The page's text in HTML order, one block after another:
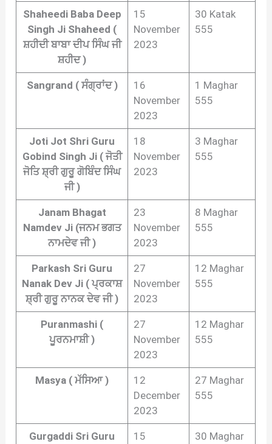
Shaheedi Baba Deep
Singh Ji Shaheed (
ਸ਼ਹੀਦੀ ਬਾਬਾ ਦੀਪ ਸਿੰਘ ਜੀ
ਸ਼ਹੀਦ )
15
November
2023
30 Katak
555
Sangrand ( ਸੰਗ੍ਰਾਂਦ )
16
November
2023
1 Maghar
555
Joti Jot Shri Guru
Gobind Singh Ji ( ਜੋਤੀ
ਜੋਤਿ ਸ਼੍ਰੀ ਗੁਰੂ ਗੋਬਿੰਦ ਸਿੰਘ
ਜੀ )
18
November
2023
3 Maghar
555
Janam Bhagat
Namdev Ji (ਜਨਮ ਭਗਤ
ਨਾਮਦੇਵ ਜੀ )
23
November
2023
8 Maghar
555
Parkash Sri Guru
Nanak Dev Ji ( ਪ੍ਰਕਾਸ਼
ਸ਼੍ਰੀ ਗੁਰੂ ਨਾਨਕ ਦੇਵ ਜੀ )
27
November
2023
12 Maghar
555
Puranmashi (
ਪੂਰਨਮਾਸ਼ੀ )
27
November
2023
12 Maghar
555
Masya ( ਮੱਸਿਆ )
12
December
2023
27 Maghar
555
Gurgaddi Sri Guru
15
30 Maghar